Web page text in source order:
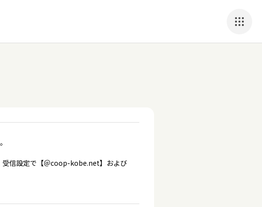
受信設定で【＠coop-kobe.net】および